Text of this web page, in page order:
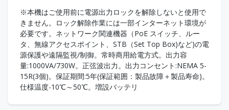
※本機はご使用前に電源出力ロックを解除しないと使用で
きません。ロック解除作業には一部インターネット環境が
必要です。ネットワーク関連機器（PoE スイッチ、ルー
タ、無線アクセスポイント、STB（Set Top Box)など)の電
源保護や遠隔監視/制御。常時商用給電方式。出力容
量:1000VA/730W。正弦波出力。出力コンセント:NEMA 5-
15R(3個)。保証期間:5年(保証範囲：製品故障＋製品寿命)。
仕様温度-10℃～50℃。増設バッテリ